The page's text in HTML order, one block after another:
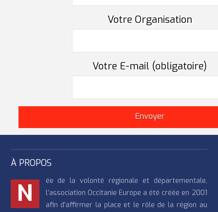
Votre Organisation
Votre E-mail (obligatoire)
À PROPOS
N
ée de la volonté régionale et départementale,
l’association Occitanie Europe a été créée en 2001
afin d’affirmer la place et le rôle de la région au